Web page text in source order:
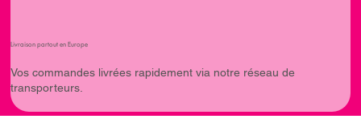
Livraison partout en Europe
Vos commandes livrées rapidement via notre réseau de
transporteurs.